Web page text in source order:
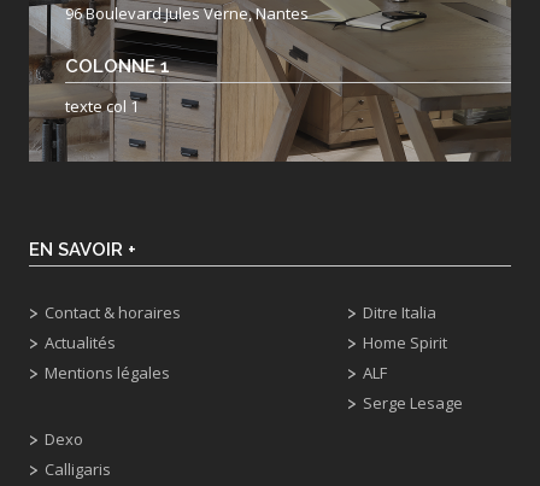
96 Boulevard Jules Verne, Nantes
COLONNE 1
texte col 1
EN SAVOIR +
Contact & horaires
Actualités
Mentions légales
Dexo
Calligaris
Ditre Italia
Home Spirit
ALF
Serge Lesage